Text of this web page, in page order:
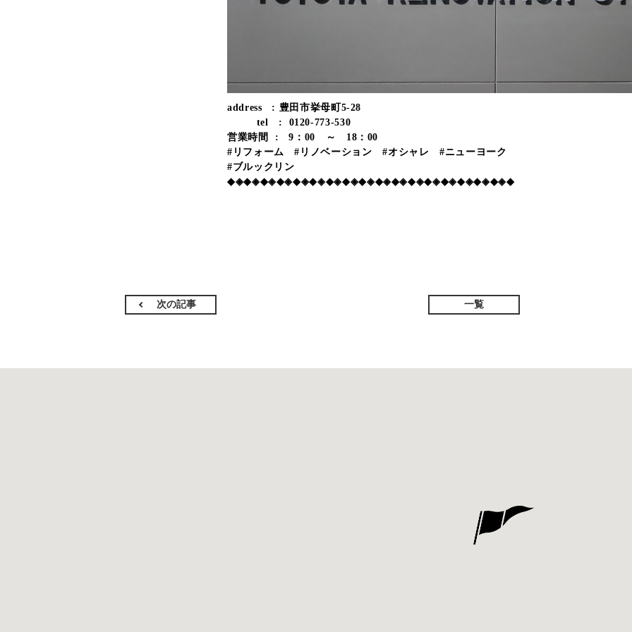
address : 豊田市挙母町5-28
tel : 0120-773-530
営業時間 : 9：00 ～ 18：00
#リフォーム #リノベーション #オシャレ #ニューヨーク
#ブルックリン
◆◈◆◈◆◈◆◈◆◈◆◈◆◈◆◈◆◈◆◈◆◈◆◈◆◈◆◈◆◈◆◈◆◈◆
次の記事 一覧